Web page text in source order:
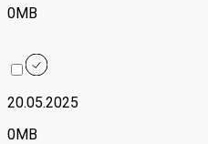
0MB
20.05.2025
0MB